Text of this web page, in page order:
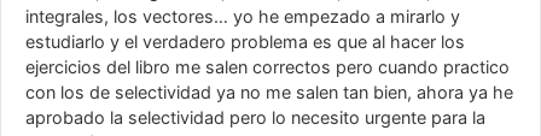
integrales, los vectores… yo he empezado a mirarlo y
estudiarlo y el verdadero problema es que al hacer los
ejercicios del libro me salen correctos pero cuando practico
con los de selectividad ya no me salen tan bien, ahora ya he
aprobado la selectividad pero lo necesito urgente para la